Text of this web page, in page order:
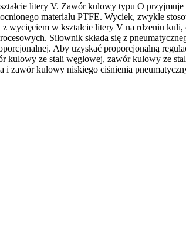
litery V. Zawór kulowy typu O przyjmuje
materiału PTFE. Wyciek, zwykle
w kształcie litery V na rdzeniu
Siłownik składa się z
Aby uzyskać proporcjonalną
kulowy ze stali węglowej, zawór kulowy ze
zawór kulowy niskiego ciśnienia